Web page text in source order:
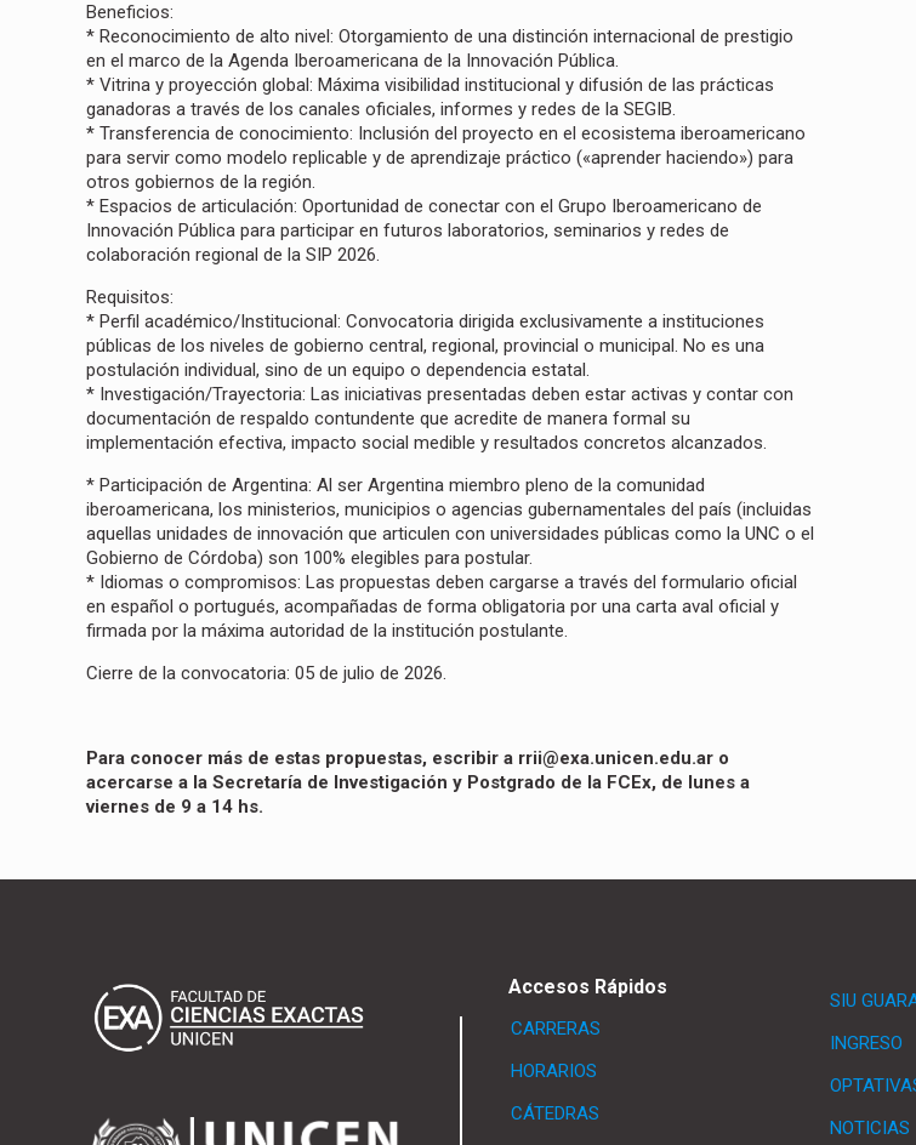
Beneficios:
* Reconocimiento de alto nivel: Otorgamiento de una distinción internacional de prestigio
en el marco de la Agenda Iberoamericana de la Innovación Pública.
* Vitrina y proyección global: Máxima visibilidad institucional y difusión de las prácticas
ganadoras a través de los canales oficiales, informes y redes de la SEGIB.
* Transferencia de conocimiento: Inclusión del proyecto en el ecosistema iberoamericano
para servir como modelo replicable y de aprendizaje práctico («aprender haciendo») para
otros gobiernos de la región.
* Espacios de articulación: Oportunidad de conectar con el Grupo Iberoamericano de
Innovación Pública para participar en futuros laboratorios, seminarios y redes de
colaboración regional de la SIP 2026.
Requisitos:
* Perfil académico/Institucional: Convocatoria dirigida exclusivamente a instituciones
públicas de los niveles de gobierno central, regional, provincial o municipal. No es una
postulación individual, sino de un equipo o dependencia estatal.
* Investigación/Trayectoria: Las iniciativas presentadas deben estar activas y contar con
documentación de respaldo contundente que acredite de manera formal su
implementación efectiva, impacto social medible y resultados concretos alcanzados.
* Participación de Argentina: Al ser Argentina miembro pleno de la comunidad
iberoamericana, los ministerios, municipios o agencias gubernamentales del país (incluidas
aquellas unidades de innovación que articulen con universidades públicas como la UNC o el
Gobierno de Córdoba) son 100% elegibles para postular.
* Idiomas o compromisos: Las propuestas deben cargarse a través del formulario oficial
en español o portugués, acompañadas de forma obligatoria por una carta aval oficial y
firmada por la máxima autoridad de la institución postulante.
Cierre de la convocatoria: 05 de julio de 2026.
Para conocer más de estas propuestas, escribir a rrii@exa.unicen.edu.ar o
acercarse a la Secretaría de Investigación y Postgrado de la FCEx, de lunes a
viernes de 9 a 14 hs.
Accesos Rápidos
CARRERAS
HORARIOS
CÁTEDRAS
SIU
INGRESO
NOTICIAS